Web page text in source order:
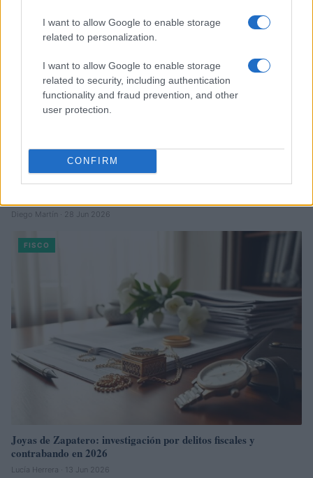
I want to allow Google to enable storage
related to personalization.
I want to allow Google to enable storage
related to security, including authentication
functionality and fraud prevention, and other
user protection.
CONFIRM
Guía para justificar origen de fondos en criptomonedas y
Diego Martín · 28 Jun 2026
FISCO
Joyas de Zapatero: investigación por delitos fiscales y
contrabando en 2026
Lucía Herrera · 13 Jun 2026